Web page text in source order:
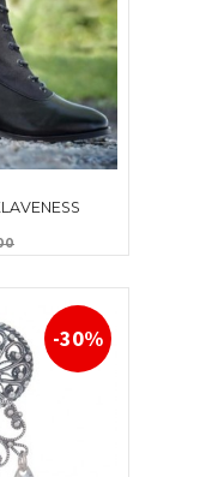
Rabatt
-30%